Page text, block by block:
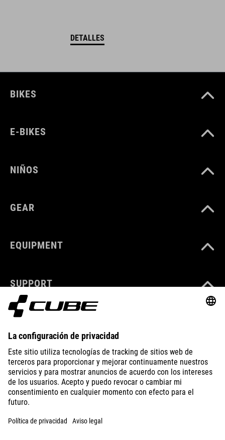
DETALLES
BIKES
E-BIKES
NIÑOS
GEAR
EQUIPMENT
SUPPORT
ABOUT US
EXPLORE